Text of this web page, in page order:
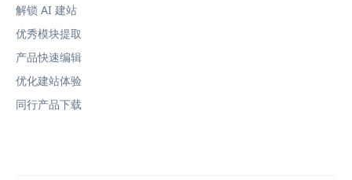
解锁 AI 建站
优秀模块提取
产品快速编辑
优化建站体验
同行产品下载